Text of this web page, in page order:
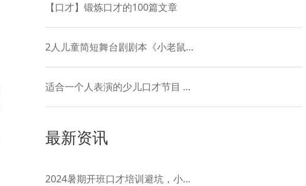
【口才】锻炼口才的100篇文章
2人儿童简短舞台剧剧本《小老鼠和落叶的故事》
适合一个人表演的少儿口才节目 贯口《十道黑》
最新资讯
2024暑期开班口才培训避坑，小主持课程-语慧9年品牌授权